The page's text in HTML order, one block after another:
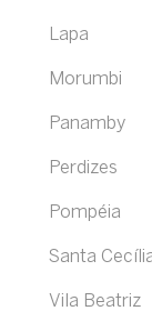
Lapa
Morumbi
Panamby
Perdizes
Pompéia
Santa
Vila Beatriz